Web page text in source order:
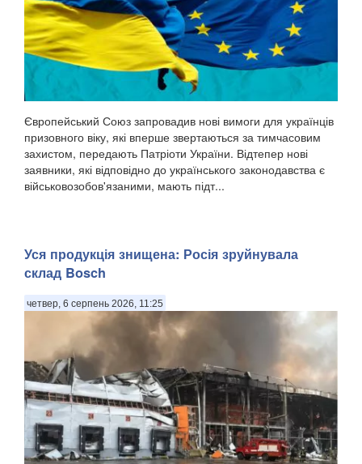
Михайло Євраєв, передають Патріоти України. . За с...
Європейський Союз запровадив нові вимоги для українців
призовного віку, які вперше звертаються за тимчасовим
захистом, передають Патріоти України. Відтепер нові
заявники, які відповідно до українського законодавства є
військовозобов'язаними, мають підт...
Уся продукція знищена: Росія зруйнувала
склад Bosch
четвер, 6 серпень 2026, 11:25